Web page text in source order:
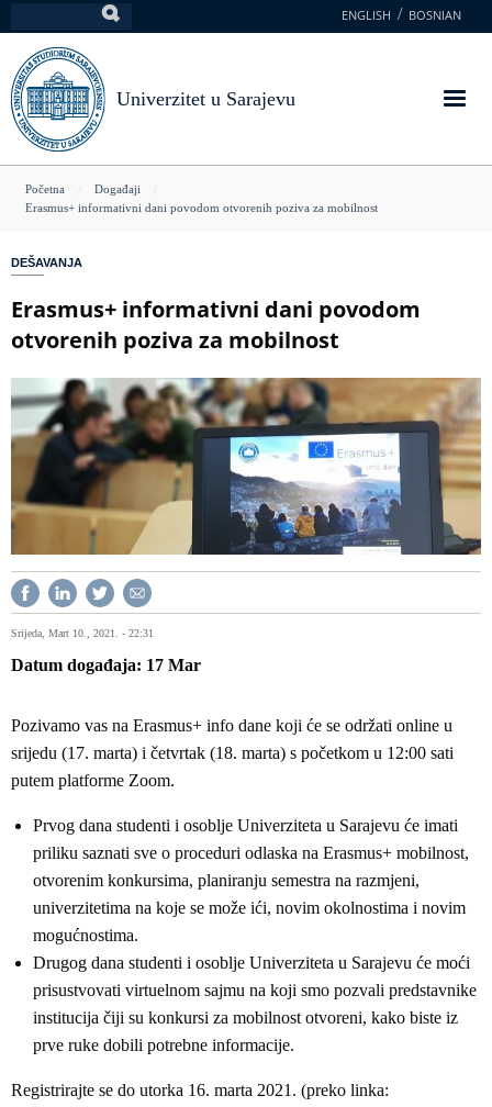
na
glavni
sadržaj
ENGLISH BOSNIAN
Univerzitet u Sarajevu
You
here
Početna
Događaji
Erasmus+ informativni dani povodom otvorenih poziva za mobilnost
DEŠAVANJA
Erasmus+ informativni dani povodom
otvorenih poziva za mobilnost
Srijeda, Mart 10., 2021. - 22:31
Datum događaja 17 Mar
Pozivamo vas na Erasmus+ info dane koji će se održati online u
srijedu (17. marta) i četvrtak (18. marta) s početkom u 12:00 sati
putem platforme Zoom.
Prvog dana studenti i osoblje Univerziteta u Sarajevu će imati
priliku saznati sve o proceduri odlaska na Erasmus+ mobilnost,
otvorenim konkursima, planiranju semestra na razmjeni,
univerzitetima na koje se može ići, novim okolnostima i novim
mogućnostima.
Drugog dana studenti i osoblje Univerziteta u Sarajevu će moći
prisustvovati virtuelnom sajmu na koji smo pozvali predstavnike
institucija čiji su konkursi za mobilnost otvoreni, kako biste iz
prve ruke dobili potrebne informacije.
Registrirajte se do utorka 16. marta 2021. (preko linka: